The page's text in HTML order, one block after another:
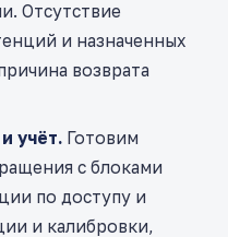
Отсутствие
и назначенных
возврата
учёт. Готовим
с блоками
по доступу и
и калибровки,